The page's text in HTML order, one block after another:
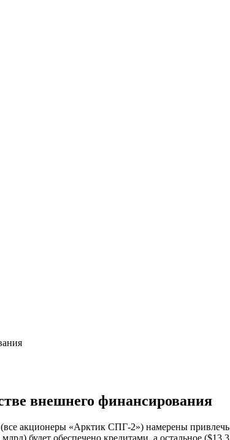
внешнего финансирования
акционеры «Арктик СПГ-2») намерены привлечь
будет обеспечено кредитами, а остальное